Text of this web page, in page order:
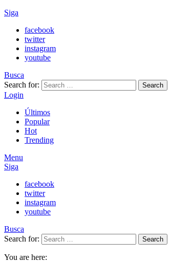
Siga
facebook
twitter
instagram
youtube
Busca
Search for:
Search
Login
Últimos
Popular
Hot
Trending
Menu
Siga
facebook
twitter
instagram
youtube
Busca
Search for:
Search
You are here: